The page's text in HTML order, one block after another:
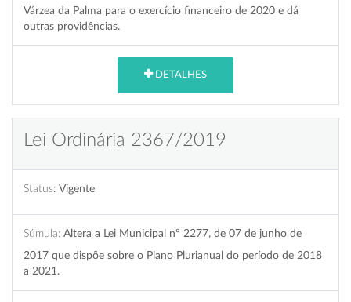
Várzea da Palma para o exercício financeiro de 2020 e dá
outras providências.
DETALHES
Lei Ordinária 2367/2019
Status: Vigente
Súmula: Altera a Lei Municipal nº 2277, de 07 de junho de
2017 que dispõe sobre o Plano Plurianual do período de 2018
a 2021.